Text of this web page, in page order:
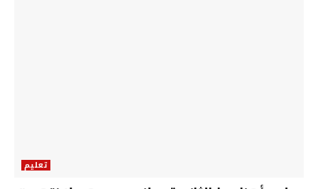
تعليم